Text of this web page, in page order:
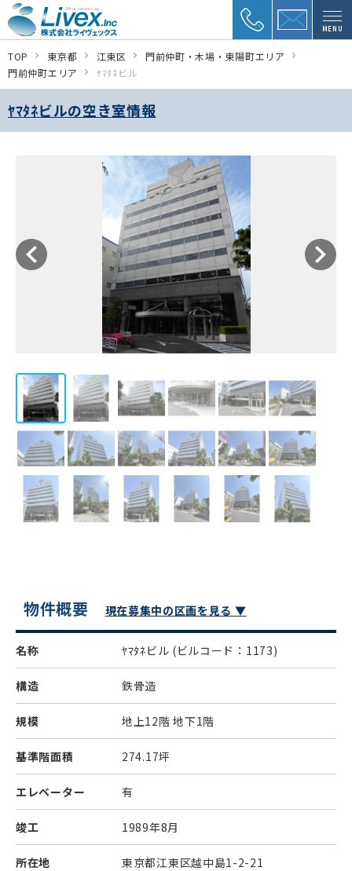
MENU
TOP 東京都 江東区
門前仲町・木場・東陽町エリア
門前仲町エリア
ﾔﾏﾀﾈビル
ﾔﾏﾀﾈビルの空き室情報
物件概要 現在募集中の区画を見る ▼
名称 ﾔﾏﾀﾈビル (ビルコード：1173)
構造 鉄骨造
規模 地上12階 地下1階
基準階面積 274.17坪
エレベーター 有
竣工 1989年8月
所在地 東京都江東区越中島1-2-21